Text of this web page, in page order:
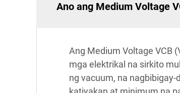
Ano ang Medium Voltage
Ang Medium Voltage VCB
mga elektrikal na sirkito
ng vacuum, na